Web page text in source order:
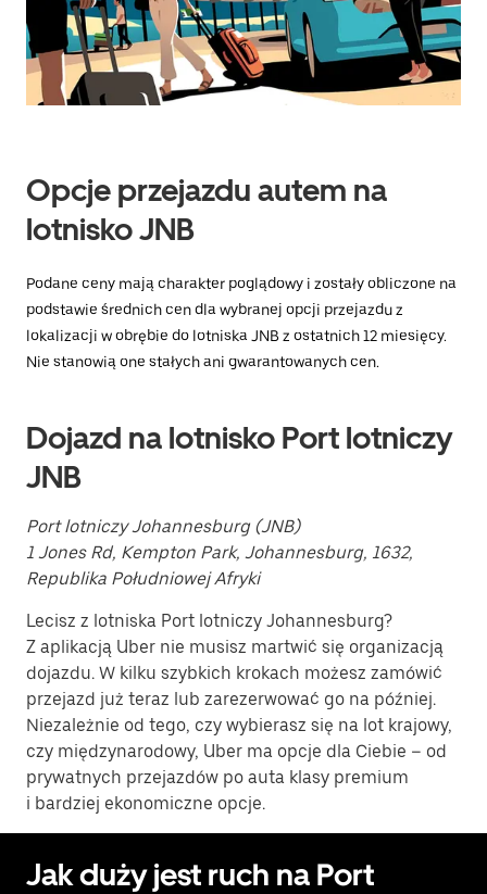
klawisz
„Escape”,
aby
zamknąć
kalendarz.
Opcje przejazdu autem na
lotnisko JNB
Podane ceny mają charakter poglądowy i zostały obliczone na
podstawie średnich cen dla wybranej opcji przejazdu z
lokalizacji w obrębie do lotniska JNB z ostatnich 12 miesięcy.
Nie stanowią one stałych ani gwarantowanych cen.
Dojazd na lotnisko Port lotniczy
JNB
Port lotniczy Johannesburg (JNB)
1 Jones Rd, Kempton Park, Johannesburg, 1632,
Republika Południowej Afryki
Lecisz z lotniska Port lotniczy Johannesburg?
Z aplikacją Uber nie musisz martwić się organizacją
dojazdu. W kilku szybkich krokach możesz zamówić
przejazd już teraz lub zarezerwować go na później.
Niezależnie od tego, czy wybierasz się na lot krajowy,
czy międzynarodowy, Uber ma opcje dla Ciebie – od
prywatnych przejazdów po auta klasy premium
i bardziej ekonomiczne opcje.
Jak duży jest ruch na Port